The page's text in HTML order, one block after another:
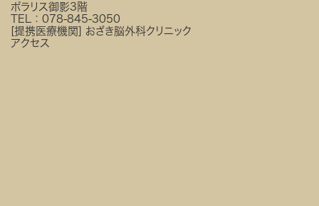
ポラリス御影3階
TEL： 078-845-3050
[提携医療機関] おざき脳外科クリニック
アクセス